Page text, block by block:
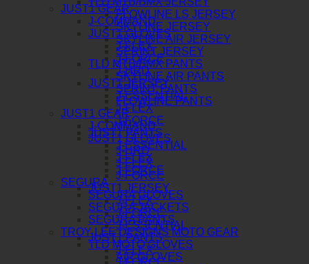
FLOWLINE LS JERSEY
SKYLINE JERSEY
SKYLINE AIR JERSEY
SPRINT JERSEY
TLD MTB/BMX PANTS
SKYLINE AIR PANTS
SPRINT PANTS
FLOWLINE PANTS
JUST1 GEAR
J-COMMAND
JUST1 GLOVES
J-HRD
J-FLEX
J-FORCE
JUST1 JERSEY
J-FLEX
J-FORCE
J-ESSENTIAL
JUST1 PANTS
J-FLEX
JUST1 GEAR
J-COMMAND
JUST1 GLOVES
J-FLEX
J-FORCE
J-HRD
JUST1 JERSEY
J-ESSENTIAL
J-FLEX
J-FORCE
JUST1 PANTS
J-ESSENTIAL
J-FLEX
J-FORCE
SEGURA
SEGURA GLOVES
SEGURA JACKETS
SEGURA PANTS
TROY LEE DESIGNS MOTO GEAR
TLD MOTO GLOVES
AIR GLOVES